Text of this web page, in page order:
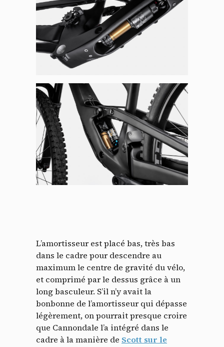
L’amortisseur est placé bas, très bas
dans le cadre pour descendre au
maximum le centre de gravité du vélo,
et comprimé par le dessus grâce à un
long basculeur. S’il n’y avait la
bonbonne de l’amortisseur qui dépasse
légèrement, on pourrait presque croire
que Cannondale l’a intégré dans le
cadre à la manière de Scott sur le